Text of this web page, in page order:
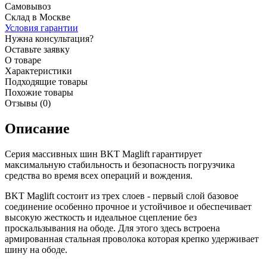
Самовывоз
Склад в Москве
Условия гарантии
Нужна консультация?
Оставьте заявку
О товаре
Характеристики
Подходящие товары
Похожие товары
Отзывы (0)
Описание
Серия массивных шин BKT Maglift гарантирует
максимальную стабильность и безопасность погрузчика
средства во время всех операций и вождения.
BKT Maglift состоит из трех слоев - первый слой базовое
соединение особенно прочное и устойчивое и обеспечивает
высокую жесткость и идеальное сцепление без
проскальзывания на ободе. Для этого здесь встроена
армированная стальная проволока которая крепко удерживает
шину на ободе.